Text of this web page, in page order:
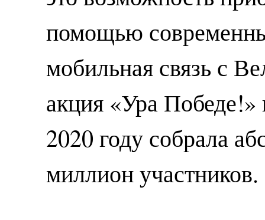
помощью
мобильная связь с
акция «Ура
2020 году собрала
миллион участников.